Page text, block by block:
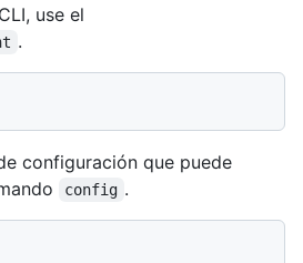
use el
.
configuración que puede
config .